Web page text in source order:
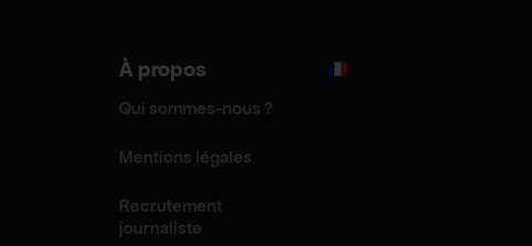
À propos
Qui sommes-nous ?
Mentions légales
Recrutement
journaliste